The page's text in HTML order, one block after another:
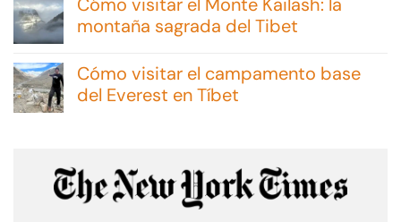
comentarios
en
Excursiones
Malvinas:
consejos
y
opciones
Cómo visitar el Monte Kailash: la
montaña sagrada del Tibet
hay
comentarios
en
Cómo
la
montaña
sagrada
Cómo visitar el campamento base
del Everest en Tíbet
Cómo
visitar
el